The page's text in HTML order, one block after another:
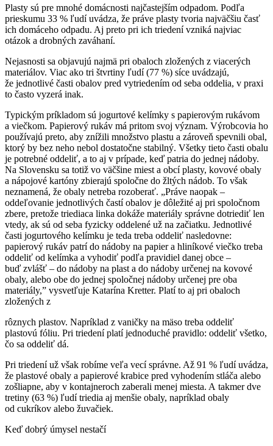
Plasty sú pre mnohé domácnosti najčastejším odpadom. Podľa
prieskumu 33 % ľudí uvádza, že práve plasty tvoria najväčšiu časť
ich domáceho odpadu. Aj preto pri ich triedení vzniká najviac
otázok a drobných zaváhaní.
Nejasnosti sa objavujú najmä pri obaloch zložených z viacerých
materiálov. Viac ako tri štvrtiny ľudí (77 %) síce uvádzajú,
že jednotlivé časti obalov pred vytriedením od seba oddelia, v praxi
to často vyzerá inak.
Typickým príkladom sú jogurtové kelímky s papierovým rukávom
a viečkom. Papierový rukáv má pritom svoj význam. Výrobcovia ho
používajú preto, aby znížili množstvo plastu a zároveň spevnili obal,
ktorý by bez neho nebol dostatočne stabilný. Všetky tieto časti obalu
je potrebné oddeliť, a to aj v prípade, keď patria do jednej nádoby.
Na Slovensku sa totiž vo väčšine miest a obcí plasty, kovové obaly
a nápojové kartóny zbierajú spoločne do žltých nádob. To však
neznamená, že obaly netreba rozoberať. „Práve naopak –
oddeľovanie jednotlivých častí obalov je dôležité aj pri spoločnom
zbere, pretože triediaca linka dokáže materiály správne dotriediť len
vtedy, ak sú od seba fyzicky oddelené už na začiatku. Jednotlivé
časti jogurtového kelímku je teda treba oddeliť nasledovne:
papierový rukáv patrí do nádoby na papier a hliníkové viečko treba
oddeliť od kelímka a vyhodiť podľa pravidiel danej obce –
buď zvlášť – do nádoby na plast a do nádoby určenej na kovové
obaly, alebo obe do jednej spoločnej nádoby určenej pre oba
materiály,” vysvetľuje Katarína Kretter. Platí to aj pri obaloch
zložených z
rôznych plastov. Napríklad z vaničky na mäso treba oddeliť
plastovú fóliu. Pri triedení platí jednoduché pravidlo: oddeliť všetko,
čo sa oddeliť dá.
Pri triedení už však robíme veľa vecí správne. Až 91 % ľudí uvádza,
že plastové obaly a papierové krabice pred vyhodením stláča alebo
zošliapne, aby v kontajneroch zaberali menej miesta. A takmer dve
tretiny (63 %) ľudí triedia aj menšie obaly, napríklad obaly
od cukríkov alebo žuvačiek.
Keď dobrý úmysel nestačí